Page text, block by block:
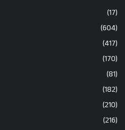
(17)
(604)
(417)
(170)
(81)
(182)
(210)
(216)